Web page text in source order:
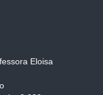
Eloisa